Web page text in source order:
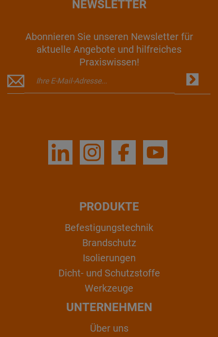
NEWSLETTER
Abonnieren Sie unseren Newsletter für
aktuelle Angebote und hilfreiches
Praxiswissen!
PRODUKTE
Befestigungstechnik
Brandschutz
Isolierungen
Dicht- und Schutzstoffe
Werkzeuge
UNTERNEHMEN
Über uns